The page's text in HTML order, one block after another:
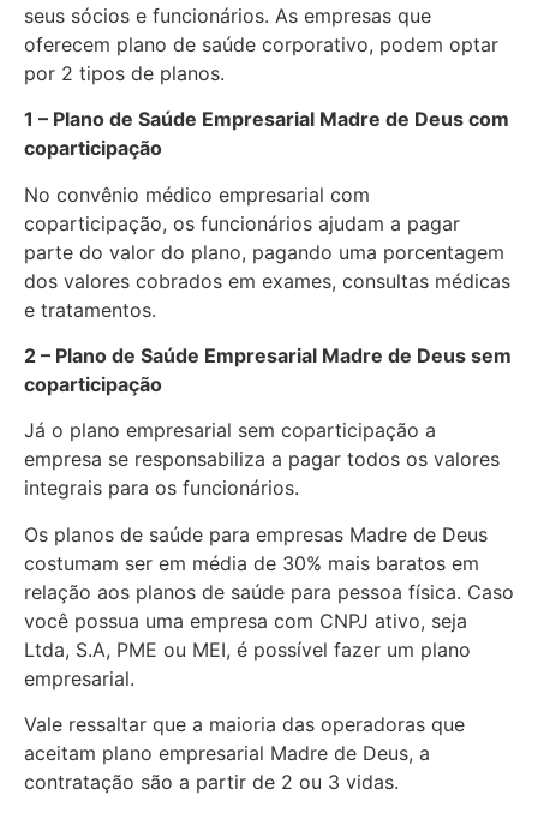
seus sócios e funcionários. As empresas que
oferecem plano de saúde corporativo, podem optar
por 2 tipos de planos.
1 – Plano de Saúde Empresarial Madre de Deus com
coparticipação
No convênio médico empresarial com
coparticipação, os funcionários ajudam a pagar
parte do valor do plano, pagando uma porcentagem
dos valores cobrados em exames, consultas médicas
e tratamentos.
2 – Plano de Saúde Empresarial Madre de Deus sem
coparticipação
Já o plano empresarial sem coparticipação a
empresa se responsabiliza a pagar todos os valores
integrais para os funcionários.
Os planos de saúde para empresas Madre de Deus
costumam ser em média de 30% mais baratos em
relação aos planos de saúde para pessoa física. Caso
você possua uma empresa com CNPJ ativo, seja
Ltda, S.A, PME ou MEI, é possível fazer um plano
empresarial.
Vale ressaltar que a maioria das operadoras que
aceitam plano empresarial Madre de Deus, a
contratação são a partir de 2 ou 3 vidas.